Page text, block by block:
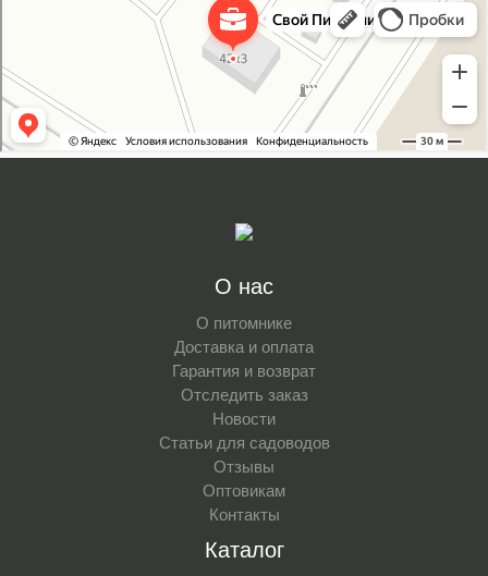
Питомник растений в Москве
О нас
О питомнике
Доставка и оплата
Гарантия и возврат
Отследить заказ
Новости
Статьи для садоводов
Отзывы
Оптовикам
Контакты
Каталог